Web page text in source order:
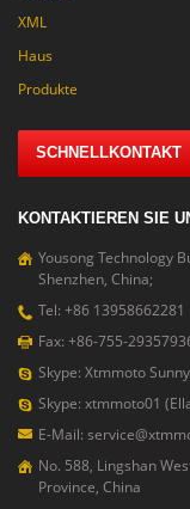
XML
Haus
Produkte
SCHNELLKONTAKT
KONTAKTIEREN SIE
Yousong Technology
Shenzhen, China;
Tel: +86 13958662281
Fax: +86-755-
Skype: Xtmmoto
Skype: xtmmoto01
E-Mail:
No. 588, Lingshan
Province, China